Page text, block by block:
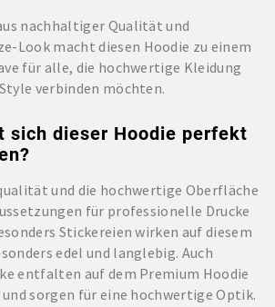
nachhaltiger Qualität und
Look macht diesen Hoodie zu einem
für alle, die hochwertige Kleidung
verbinden möchten.
sich dieser Hoodie perfekt
und die hochwertige Oberfläche
für professionelle Drucke
Stickereien wirken auf diesem
edel und langlebig. Auch
entfalten auf dem Premium Hoodie
sorgen für eine hochwertige Optik.